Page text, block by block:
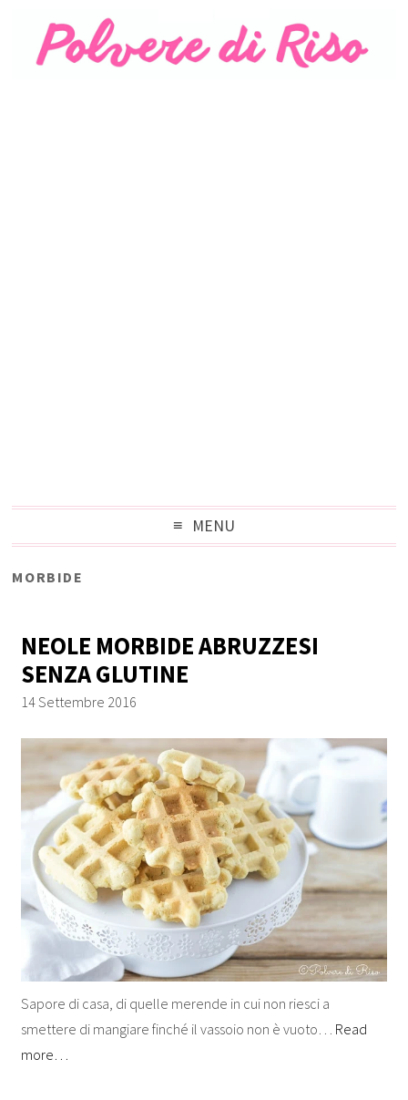
MENU
MORBIDE
NEOLE MORBIDE ABRUZZESI
SENZA GLUTINE
14 Settembre 2016
Sapore di casa, di quelle merende in cui non riesci a
smettere di mangiare finché il vassoio non è vuoto… Read
more…